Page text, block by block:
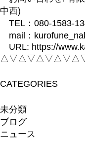
中西)
TEL： 080-1583-
mail：
URL: https://
CATEGORIES
未分類
ブログ
ニュース